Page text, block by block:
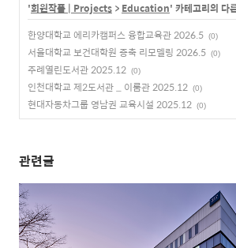
'회원작품 | Projects > Education' 카테고리의 다
한양대학교 에리카캠퍼스 융합교육관 2026.5 (0)
서울대학교 보건대학원 증축 리모델링 2026.5 (0)
주례열린도서관 2025.12 (0)
인천대학교 제2도서관 _ 이룸관 2025.12 (0)
현대자동차그룹 영남권 교육시설 2025.12 (0)
관련글